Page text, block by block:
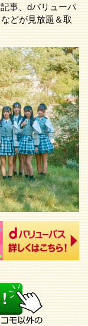
事、dバリューパ
どが見放題＆取